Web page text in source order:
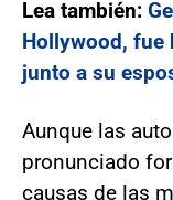
Lea también:
Hollywood, fue
junto a su
Aunque las
pronunciado
causas de las